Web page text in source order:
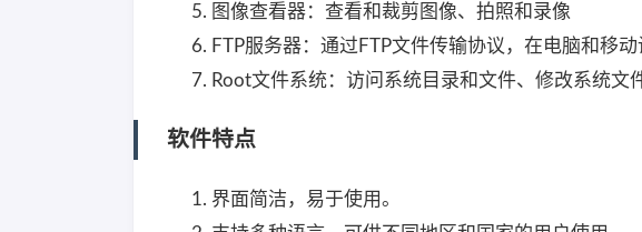
图像查看器：查看和裁剪图像、拍照和录像
FTP服务器：通过FTP文件传输协议，在电脑和移
Root文件系统：访问系统目录和文件、修改系统文
软件特点
界面简洁，易于使用。